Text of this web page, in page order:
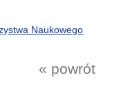
Naukowego
« powrót